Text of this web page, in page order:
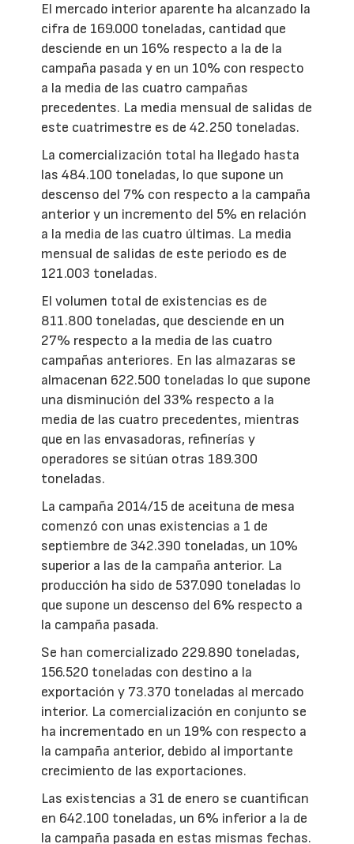
El mercado interior aparente ha alcanzado la
cifra de 169.000 toneladas, cantidad que
desciende en un 16% respecto a la de la
campaña pasada y en un 10% con respecto
a la media de las cuatro campañas
precedentes. La media mensual de salidas de
este cuatrimestre es de 42.250 toneladas.
La comercialización total ha llegado hasta
las 484.100 toneladas, lo que supone un
descenso del 7% con respecto a la campaña
anterior y un incremento del 5% en relación
a la media de las cuatro últimas. La media
mensual de salidas de este periodo es de
121.003 toneladas.
El volumen total de existencias es de
811.800 toneladas, que desciende en un
27% respecto a la media de las cuatro
campañas anteriores. En las almazaras se
almacenan 622.500 toneladas lo que supone
una disminución del 33% respecto a la
media de las cuatro precedentes, mientras
que en las envasadoras, refinerías y
operadores se sitúan otras 189.300
toneladas.
La campaña 2014/15 de aceituna de mesa
comenzó con unas existencias a 1 de
septiembre de 342.390 toneladas, un 10%
superior a las de la campaña anterior. La
producción ha sido de 537.090 toneladas lo
que supone un descenso del 6% respecto a
la campaña pasada.
Se han comercializado 229.890 toneladas,
156.520 toneladas con destino a la
exportación y 73.370 toneladas al mercado
interior. La comercialización en conjunto se
ha incrementado en un 19% con respecto a
la campaña anterior, debido al importante
crecimiento de las exportaciones.
Las existencias a 31 de enero se cuantifican
en 642.100 toneladas, un 6% inferior a la de
la campaña pasada en estas mismas fechas.